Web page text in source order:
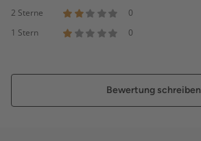
2 Sterne
0
1 Stern
0
Bewertung schreiben